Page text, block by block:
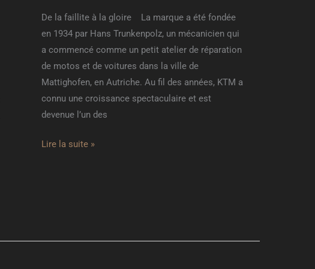
De la faillite à la gloire La marque a été fondée
en 1934 par Hans Trunkenpolz, un mécanicien qui
a commencé comme un petit atelier de réparation
de motos et de voitures dans la ville de
Mattighofen, en Autriche. Au fil des années, KTM a
connu une croissance spectaculaire et est
devenue l’un des
Lire la suite »